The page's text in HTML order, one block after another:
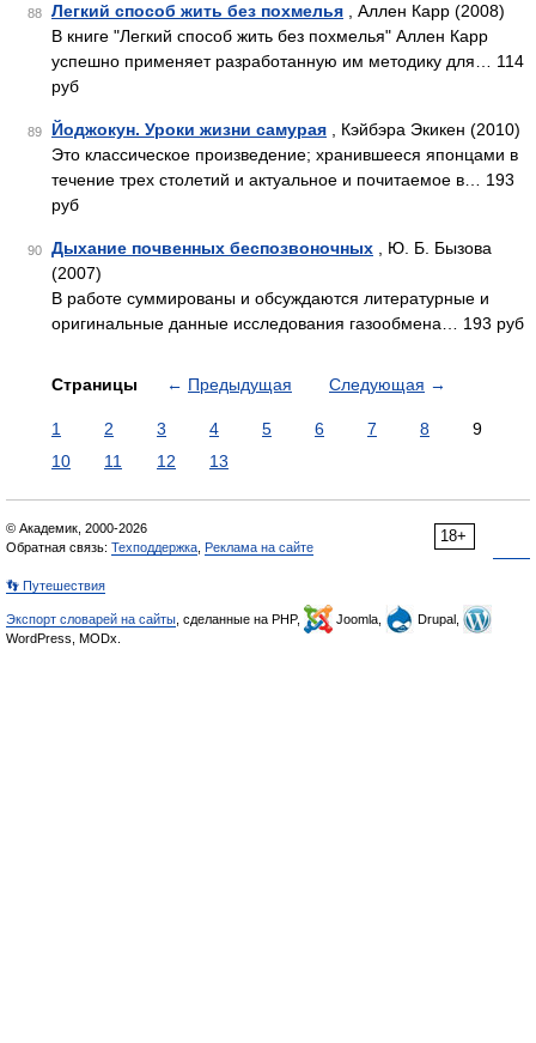
88 Легкий способ жить без похмелья , Аллен Карр (2008)
В книге "Легкий способ жить без похмелья" Аллен Карр
успешно применяет разработанную им методику для… 114
руб
89 Йоджокун. Уроки жизни самурая , Кэйбэра Экикен (2010)
Это классическое произведение; хранившееся японцами в
течение трех столетий и актуальное и почитаемое в… 193
руб
90 Дыхание почвенных беспозвоночных , Ю. Б. Бызова
(2007)
В работе суммированы и обсуждаются литературные и
оригинальные данные исследования газообмена… 193 руб
Страницы ← Предыдущая Следующая →
1 2 3 4 5 6 7 8
9
10
11 12 13
18+
© Академик, 2000-2026
Обратная связь: Техподдержка Реклама на сайте
👣 Путешествия
Экспорт словарей на сайты , сделанные на PHP, Joomla,
Drupal,
WordPress, MODx.